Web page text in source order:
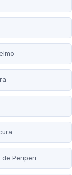
de Periperi